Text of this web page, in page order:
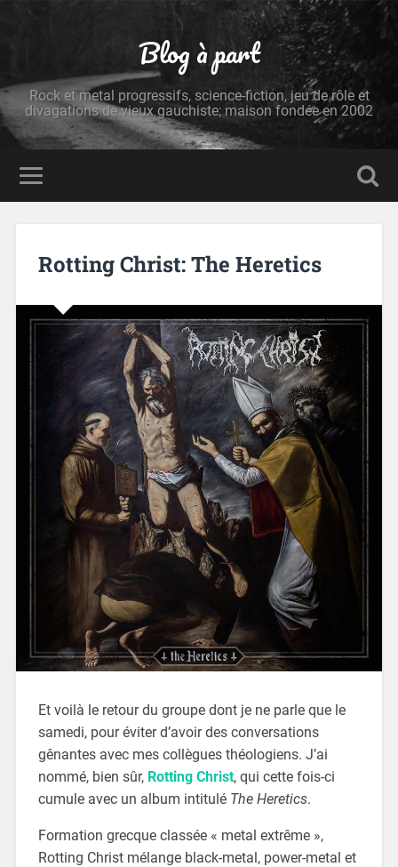
Blog à part
Rock et metal progressifs, science-fiction, jeu de rôle et
divagations de vieux gauchiste; maison fondée en 2002
Rotting Christ: The Heretics
Et voilà le retour du groupe dont je ne parle que le
samedi, pour éviter d’avoir des conversations
gênantes avec mes collègues théologiens. J’ai
nommé, bien sûr, Rotting Christ, qui cette fois-ci
cumule avec un album intitulé The Heretics.
Formation grecque classée « metal extrême »,
Rotting Christ mélange black-metal, power-metal et